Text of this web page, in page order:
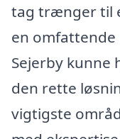
tag trænger til
en
Sejerby kunne
den rette
vigtigste